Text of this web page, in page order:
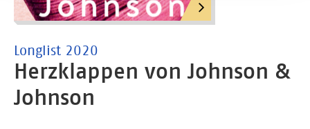
Longlist 2020
Herzklappen von Johnson &
Johnson